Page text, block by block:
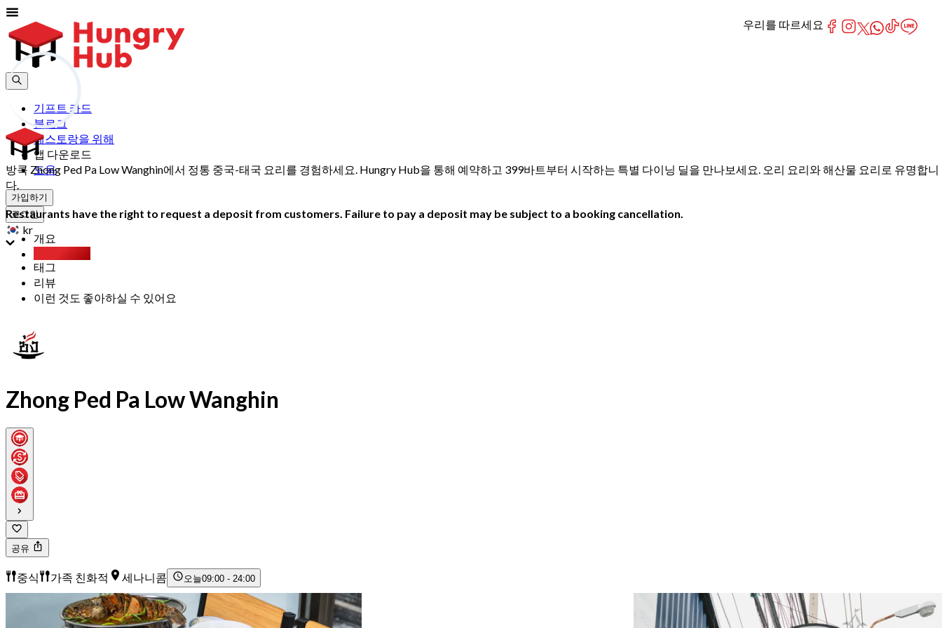
기프트 카드
블로그
레스토랑을 위해
앱 다운로드
도움
가입하기
로그인
kr
방콕 Zhong Ped Pa Low Wanghin에서 정통 중국-태국 요리를 경험하세요. Hungry Hub을 통해 예약하고 399바트부터 시작하는 특별 다이닝 딜을 만나보세요. 오리 요리와 해산물 요리로 유명합니
다.
Restaurants have the right to request a deposit from customers. Failure to pay a deposit may be subject to a booking cancellation.
개요
태그
리뷰
이런 것도 좋아하실 수 있어요
Zhong Ped Pa Low Wanghin
공유
중식 가족 친화적 세나니콤 오늘09:00 - 24:00
우리를 따르세요